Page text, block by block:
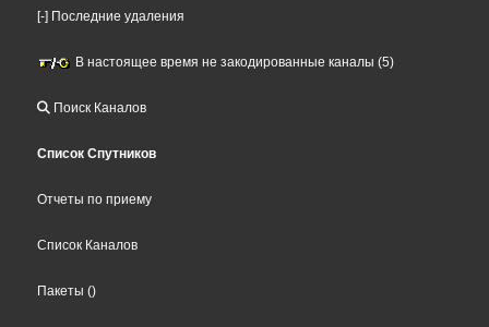
[-] Последние удаления
В настоящее время не закодированные каналы (5)
Поиск Каналов
Список Спутников
Отчеты по приему
Список Каналов
Пакеты ()